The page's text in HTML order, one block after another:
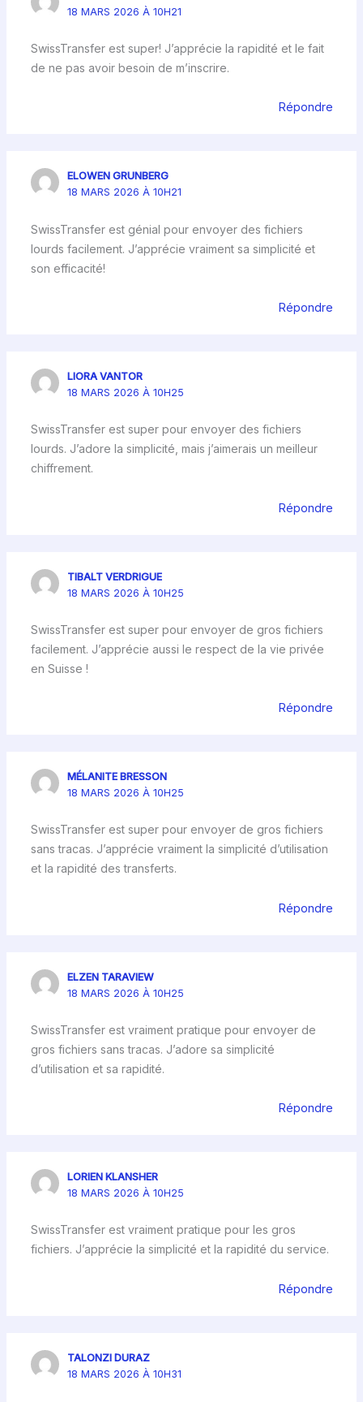
18 MARS 2026 À 10H21
SwissTransfer est super! J’apprécie la rapidité et le fait
de ne pas avoir besoin de m’inscrire.
Répondre
ELOWEN GRUNBERG
18 MARS 2026 À 10H21
SwissTransfer est génial pour envoyer des fichiers
lourds facilement. J’apprécie vraiment sa simplicité et
son efficacité!
Répondre
LIORA VANTOR
18 MARS 2026 À 10H25
SwissTransfer est super pour envoyer des fichiers
lourds. J’adore la simplicité, mais j’aimerais un meilleur
chiffrement.
Répondre
TIBALT VERDRIGUE
18 MARS 2026 À 10H25
SwissTransfer est super pour envoyer de gros fichiers
facilement. J’apprécie aussi le respect de la vie privée
en Suisse !
Répondre
MÉLANITE BRESSON
18 MARS 2026 À 10H25
SwissTransfer est super pour envoyer de gros fichiers
sans tracas. J’apprécie vraiment la simplicité d’utilisation
et la rapidité des transferts.
Répondre
ELZEN TARAVIEW
18 MARS 2026 À 10H25
SwissTransfer est vraiment pratique pour envoyer de
gros fichiers sans tracas. J’adore sa simplicité
d’utilisation et sa rapidité.
Répondre
LORIEN KLANSHER
18 MARS 2026 À 10H25
SwissTransfer est vraiment pratique pour les gros
fichiers. J’apprécie la simplicité et la rapidité du service.
Répondre
TALONZI DURAZ
18 MARS 2026 À 10H31